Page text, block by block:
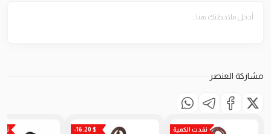
مشاركة العنصر
نفدت الكمية -16.20 $